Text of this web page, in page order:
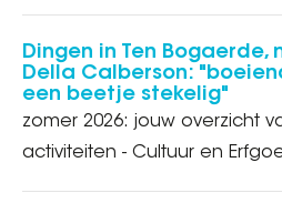
Dingen in Ten Bogaerde,
Della Calberson:
een beetje stekelig"
zomer 2026: jouw overzicht
activiteiten - Cultuur en